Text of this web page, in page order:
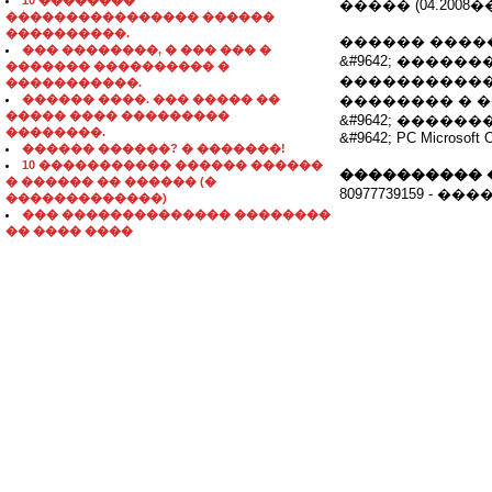
���������������� ������
����������.
��� ��������, � ��� ��� �
������� ���������� �
�����������.
������ ����. ��� ����� ��
����� ���� ���������
��������.
������ ������? � �������!
10 ����������� ������ ������
� ������ �� ������ (�
�������������)
��� �������������� ��������
�� ���� ����
�����
������
&#9642;
�������� �
&#9642;
&#9642; PC Microsoft
����������
80977739159 -